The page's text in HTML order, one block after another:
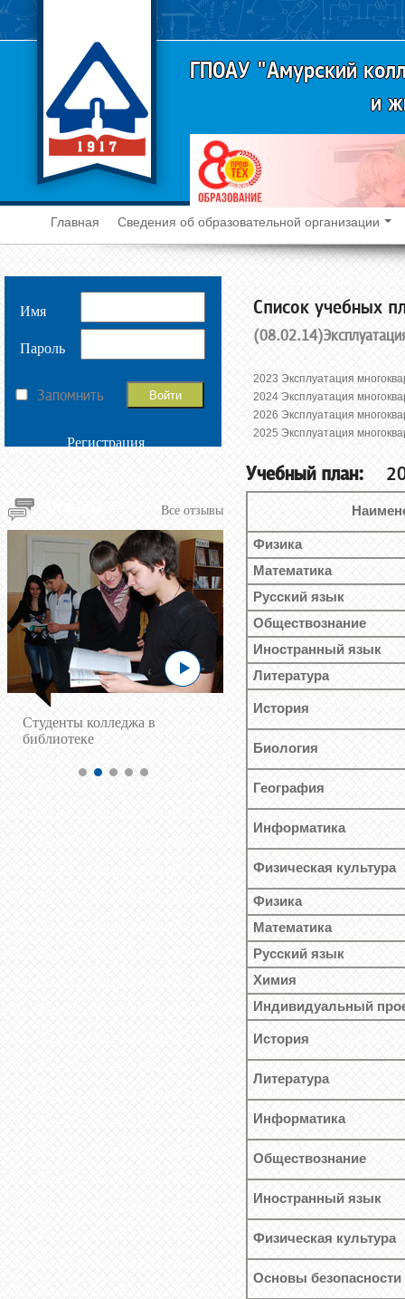
ГПОАУ "Амурский
и
Главная Сведения об образовательной организации
Имя
Пароль
Запомнить
Регистрация
Все отзывы
Cтуденты колледжа в
библиотеке
Cписок учебных
2023 Эксплуатация
2024 Эксплуатация
2026 Эксплуатация
2025 Эксплуатация
Учебный план:
Физика
Математика
Русский язык
Обществознание
Иностранный язык
Литература
История
Биология
География
Информатика
Физическая культура
Физика
Математика
Русский язык
Химия
Индивидуальный
История
Литература
Информатика
Обществознание
Иностранный язык
Физическая культура
Основы